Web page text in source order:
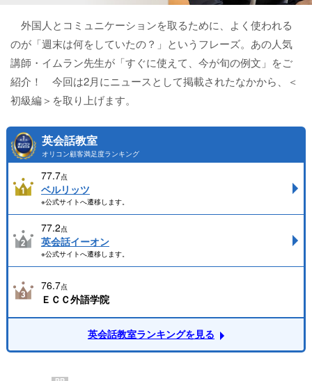
外国人とコミュニケーションを取るために、よく使われる
のが「週末は何をしていたの？」というフレーズ。あの人気
講師・イムラン先生が「すぐに使えて、今が旬の例文」をご
紹介！ 今回は2月にニュースとして掲載されたなかから、＜
初級編＞を取り上げます。
英会話教室
オリコン顧客満足度ランキング
77.7点
ベルリッツ
※公式サイトへ遷移します。
77.2点
英会話イーオン
※公式サイトへ遷移します。
76.7点
ＥＣＣ外語学院
英会話教室ランキングを見る